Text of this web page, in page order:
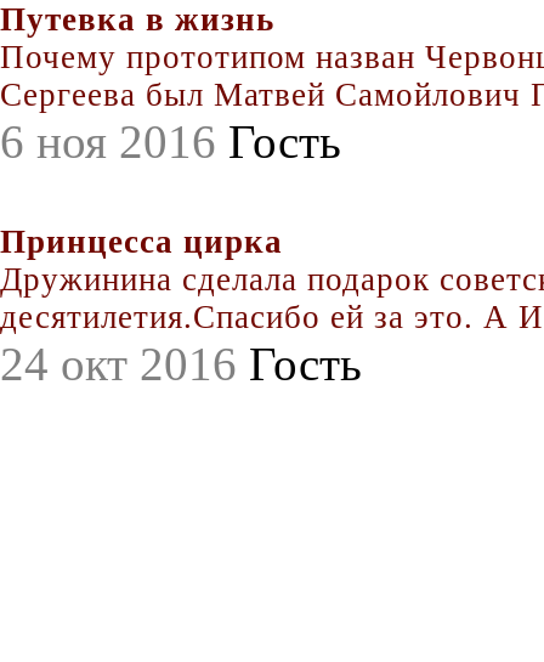
Путевка в жизнь
Почему прототипом назван
Сергеева был Матвей Самойлович
6 ноя 2016 Гость
Принцесса цирка
Дружинина сделала подарок
десятилетия.Спасибо ей за это. А
24 окт 2016 Гость